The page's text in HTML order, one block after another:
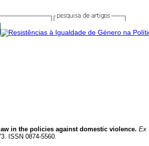
in the policies against domestic violence. Ex
ISSN 0874-5560.